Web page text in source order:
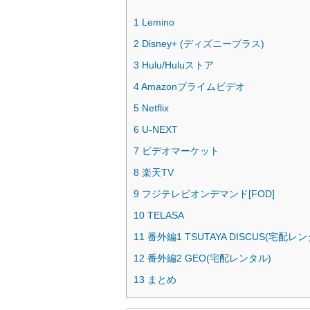
1 Lemino
2 Disney+ (ディズニープラス)
3 Hulu/Huluストア
4Amazonプライムビデオ
5 Netflix
6 U-NEXT
7 ビデオマーケット
8 楽天TV
9 フジテレビオンデマンド[FOD]
10 TELASA
11 番外編1 TSUTAYA DISCUS(宅配レン
12 番外編2 GEO(宅配レンタル)
13 まとめ